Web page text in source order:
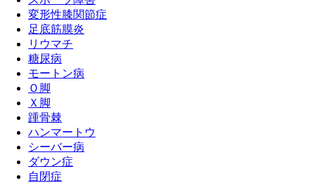
変形性膝関節症
足底筋膜炎
リウマチ
糖尿病
モートン病
Ｏ脚
Ｘ脚
踵骨棘
ハンマートウ
シーバー病
ダウン症
自閉症